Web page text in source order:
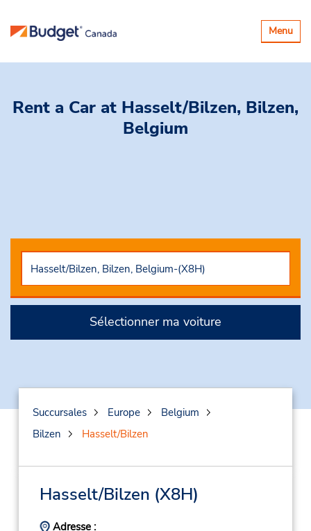
Basculer
la
Menu
Rent a Car at Hasselt/Bilzen, Bilzen,
Belgium
Sélectionner ma voiture
Succursales Europe
Belgium
Bilzen
Hasselt/Bilzen
Hasselt/Bilzen (X8H)
Adresse :